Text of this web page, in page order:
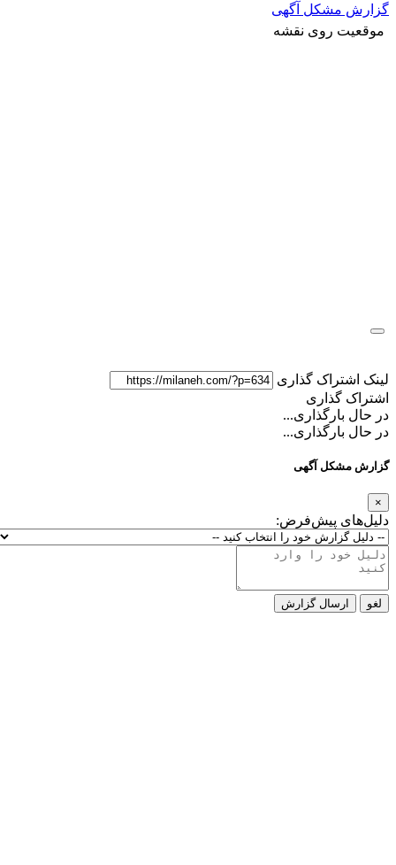
گزارش مشکل آگهی
موقعیت روی نقشه
لینک اشتراک گذاری
اشتراک گذاری
در حال بارگذاری...
در حال بارگذاری...
گزارش مشکل آگهی
×
دلیل‌های پیش‌فرض:
لغو ارسال گزارش